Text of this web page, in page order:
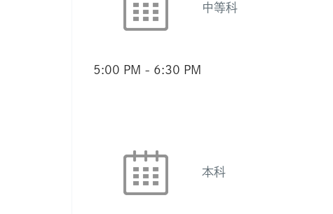
中等科
5:00 PM - 6:30 PM
本科